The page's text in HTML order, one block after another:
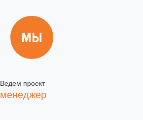
МЫ
Ведем проект
менеджер